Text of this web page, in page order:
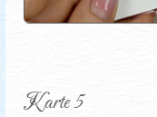
Karte 5